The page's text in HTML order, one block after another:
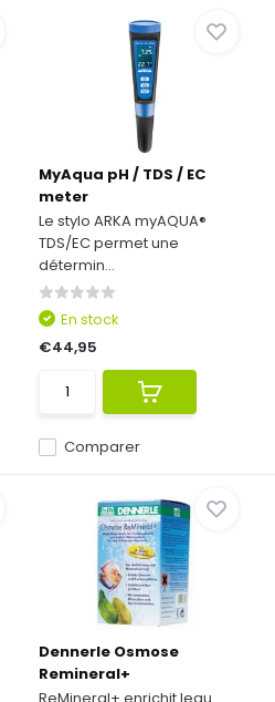
MyAqua pH / TDS / EC
meter
Le stylo ARKA myAQUA®
TDS/EC permet une
détermin...
Comparer
En stock
€44,95
Dennerle Osmose
Remineral+